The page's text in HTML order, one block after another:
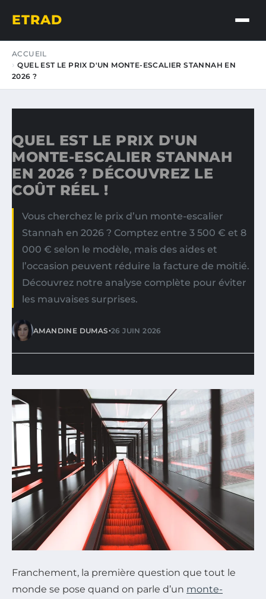
ETRAD
ACCUEIL
QUEL EST LE PRIX D'UN MONTE-ESCALIER STANNAH EN
2026 ?
QUEL EST LE PRIX D'UN
MONTE-ESCALIER STANNAH
EN 2026 ? DÉCOUVREZ LE
COÛT RÉEL !
Vous cherchez le prix d’un monte-escalier
Stannah en 2026 ? Comptez entre 3 500 € et 8
000 € selon le modèle, mais des aides et
l’occasion peuvent réduire la facture de moitié.
Découvrez notre analyse complète pour éviter
les mauvaises surprises.
AMANDINE DUMAS•26 JUIN 2026
Franchement, la première question que tout le
monde se pose quand on parle d’un monte-